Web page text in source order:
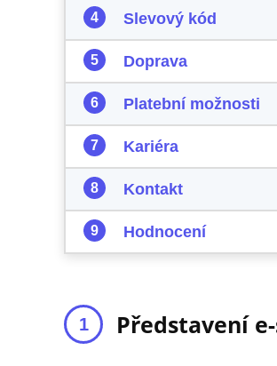
Slevový kód
Doprava
Platební možnosti
Kariéra
Kontakt
Hodnocení
Představení